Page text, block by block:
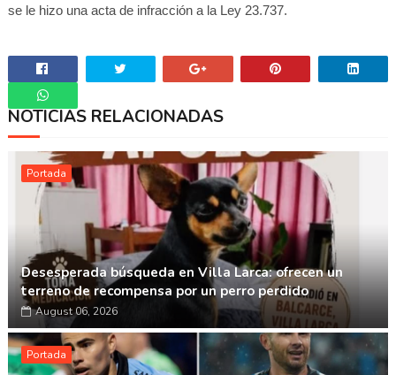
se le hizo una acta de infracción a la Ley 23.737.
Whatsapp
NOTICIAS RELACIONADAS
Portada
Desesperada búsqueda en Villa Larca: ofrecen un
terreno de recompensa por un perro perdido
August 06, 2026
Portada